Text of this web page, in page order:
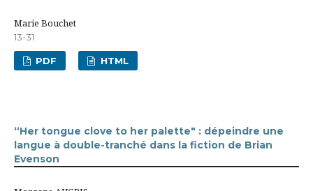
Marie Bouchet
13-31
PDF HTML
“Her tongue clove to her palette" : dépeindre une
langue à double-tranché dans la fiction de Brian
Evenson